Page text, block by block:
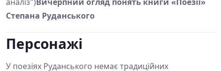
Степана Руданського
Персонажі
У поезіях Руданського немає традиційних